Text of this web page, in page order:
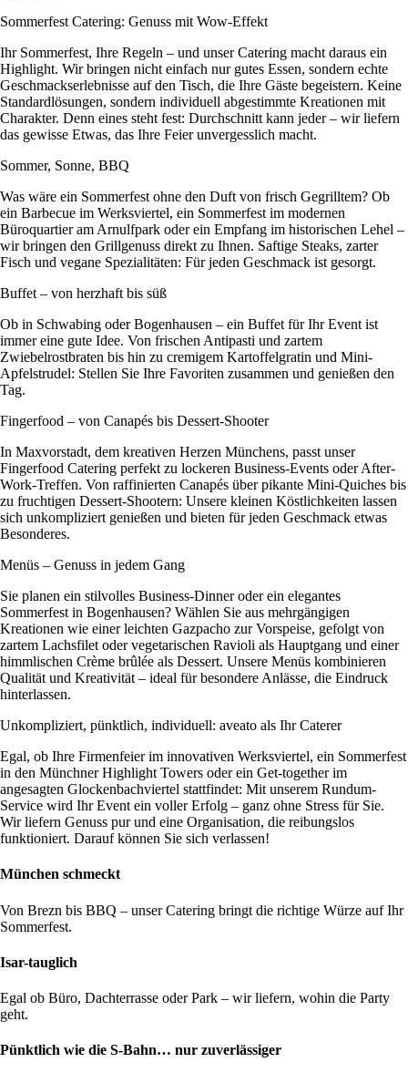
Sommerfest Catering: Genuss mit Wow-Effekt
Ihr Sommerfest, Ihre Regeln – und unser Catering macht daraus ein
Highlight. Wir bringen nicht einfach nur gutes Essen, sondern echte
Geschmackserlebnisse auf den Tisch, die Ihre Gäste begeistern. Keine
Standardlösungen, sondern individuell abgestimmte Kreationen mit
Charakter. Denn eines steht fest: Durchschnitt kann jeder – wir liefern
das gewisse Etwas, das Ihre Feier unvergesslich macht.
Sommer, Sonne, BBQ
Was wäre ein Sommerfest ohne den Duft von frisch Gegrilltem? Ob
ein Barbecue im Werksviertel, ein Sommerfest im modernen
Büroquartier am Arnulfpark oder ein Empfang im historischen Lehel –
wir bringen den Grillgenuss direkt zu Ihnen. Saftige Steaks, zarter
Fisch und vegane Spezialitäten: Für jeden Geschmack ist gesorgt.
Buffet – von herzhaft bis süß
Ob in Schwabing oder Bogenhausen – ein Buffet für Ihr Event ist
immer eine gute Idee. Von frischen Antipasti und zartem
Zwiebelrostbraten bis hin zu cremigem Kartoffelgratin und Mini-
Apfelstrudel: Stellen Sie Ihre Favoriten zusammen und genießen den
Tag.
Fingerfood – von Canapés bis Dessert-Shooter
In Maxvorstadt, dem kreativen Herzen Münchens, passt unser
Fingerfood Catering perfekt zu lockeren Business-Events oder After-
Work-Treffen. Von raffinierten Canapés über pikante Mini-Quiches bis
zu fruchtigen Dessert-Shootern: Unsere kleinen Köstlichkeiten lassen
sich unkompliziert genießen und bieten für jeden Geschmack etwas
Besonderes.
Menüs – Genuss in jedem Gang
Sie planen ein stilvolles Business-Dinner oder ein elegantes
Sommerfest in Bogenhausen? Wählen Sie aus mehrgängigen
Kreationen wie einer leichten Gazpacho zur Vorspeise, gefolgt von
zartem Lachsfilet oder vegetarischen Ravioli als Hauptgang und einer
himmlischen Crème brûlée als Dessert. Unsere Menüs kombinieren
Qualität und Kreativität – ideal für besondere Anlässe, die Eindruck
hinterlassen.
Unkompliziert, pünktlich, individuell: aveato als Ihr Caterer
Egal, ob Ihre Firmenfeier im innovativen Werksviertel, ein Sommerfest
in den Münchner Highlight Towers oder ein Get-together im
angesagten Glockenbachviertel stattfindet: Mit unserem Rundum-
Service wird Ihr Event ein voller Erfolg – ganz ohne Stress für Sie.
Wir liefern Genuss pur und eine Organisation, die reibungslos
funktioniert. Darauf können Sie sich verlassen!
München schmeckt
Von Brezn bis BBQ – unser Catering bringt die richtige Würze auf Ihr
Sommerfest.
Isar-tauglich
Egal ob Büro, Dachterrasse oder Park – wir liefern, wohin die Party
geht.
Pünktlich wie die S-Bahn… nur zuverlässiger